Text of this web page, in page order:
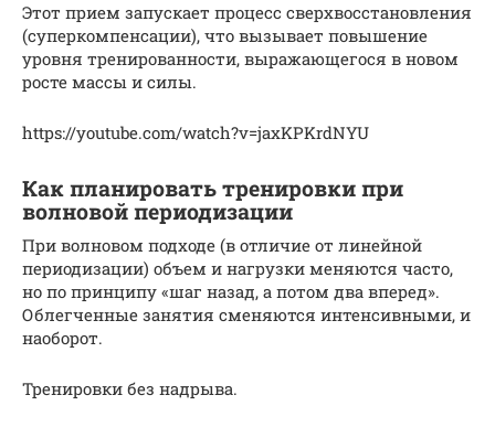
Этот прием запускает процесс сверхвосстановления
(суперкомпенсации), что вызывает повышение
уровня тренированности, выражающегося в новом
росте массы и силы.
https://youtube.com/watch?v=jaxKPKrdNYU
Как планировать тренировки при
волновой периодизации
При волновом подходе (в отличие от линейной
периодизации) объем и нагрузки меняются часто,
но по принципу «шаг назад, а потом два вперед».
Облегченные занятия сменяются интенсивными, и
наоборот.
Тренировки без надрыва.